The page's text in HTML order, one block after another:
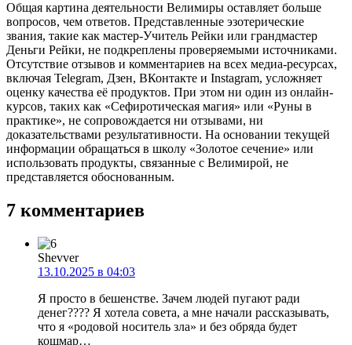
Общая картина деятельности Велимиры оставляет больше
вопросов, чем ответов. Представленные эзотерические
звания, такие как мастер-Учитель Рейки или грандмастер
Деньги Рейки, не подкреплены проверяемыми источниками.
Отсутствие отзывов и комментариев на всех медиа-ресурсах,
включая Telegram, Дзен, ВКонтакте и Instagram, усложняет
оценку качества её продуктов. При этом ни один из онлайн-
курсов, таких как «Сефиротическая магия» или «Руны в
практике», не сопровождается ни отзывами, ни
доказательствами результативности. На основании текущей
информации обращаться в школу «Золотое сечение» или
использовать продукты, связанные с Велимирой, не
представляется обоснованным.
7 комментариев
Shevver
13.10.2025 в 04:03
Я просто в бешенстве. Зачем людей пугают ради
денег???? Я хотела совета, а мне начали рассказывать,
что я «родовой носитель зла» и без обряда будет
кошмар…